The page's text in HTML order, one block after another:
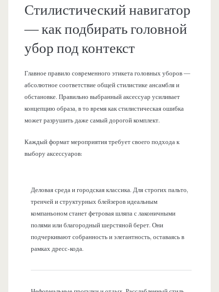
Стилистический навигатор
— как подбирать головной
убор под контекст
Главное правило современного этикета головных уборов —
абсолютное соответствие общей стилистике ансамбля и
обстановке. Правильно выбранный аксессуар усиливает
концепцию образа, в то время как стилистическая ошибка
может разрушить даже самый дорогой комплект.
Каждый формат мероприятия требует своего подхода к
выбору аксессуаров:
Деловая среда и городская классика. Для строгих пальто,
тренчей и структурных блейзеров идеальным
компаньоном станет фетровая шляпа с лаконичными
полями или благородный шерстяной берет. Они
подчеркивают собранность и элегантность, оставаясь в
рамках дресс-кода.